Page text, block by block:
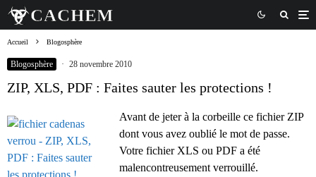
Accueil Blogosphère
Blogosphère · 28 novembre 2010
ZIP, XLS, PDF : Faites sauter les protections !
Avant de jeter à la corbeille ce fichier ZIP
dont vous avez oublié le mot de passe.
Votre fichier XLS ou PDF a été
malencontreusement verrouillé.